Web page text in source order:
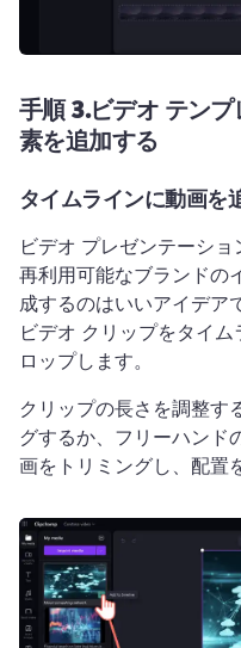
手順 3.ビデオ テン
素を追加する
タイムラインに動画を
ビデオ プレゼンテーシ
再利用可能なブランドの
成するのはいいアイデア
ビデオ クリップをタイ
ロップします。
クリップの長さを調整す
グするか、フリーハンド
画をトリミングし、配置